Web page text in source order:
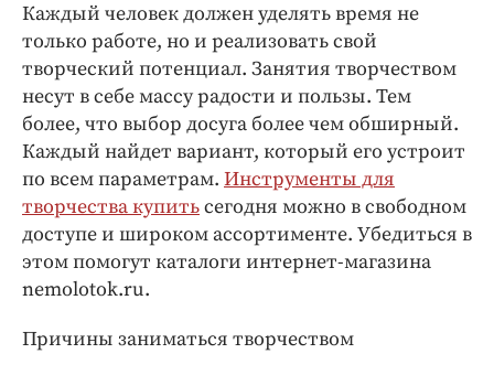
Экономика и бизнес
ПРОЕКТЫ
Блоги
Издания
Медиаперсона
Интересное чтиво
Клиника года
Бренд года
Каждый человек должен уделять время не
только работе, но и реализовать свой
творческий потенциал. Занятия творчеством
несут в себе массу радости и пользы. Тем
более, что выбор досуга более чем обширный.
Каждый найдет вариант, который его устроит
по всем параметрам. Инструменты для
творчества купитьсегодня можно в свободном
доступе и широком ассортименте. Убедиться в
этом помогут каталоги интернет-магазина
nemolotok.ru.
Причины заниматься творчеством